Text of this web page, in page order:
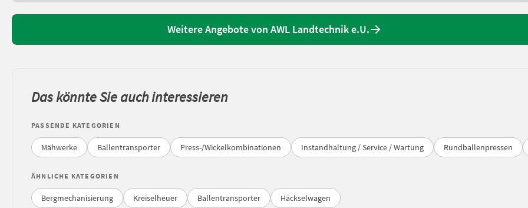
Weitere Angebote von AWL Landtechnik e.U.
Das könnte Sie auch interessieren
PASSENDE KATEGORIEN
Mähwerke Ballentransporter Press-/Wickelkombinationen Instandhaltung / Service / Wartung Rundballenpressen
ÄHNLICHE KATEGORIEN
Bergmechanisierung Kreiselheuer Ballentransporter Häckselwagen